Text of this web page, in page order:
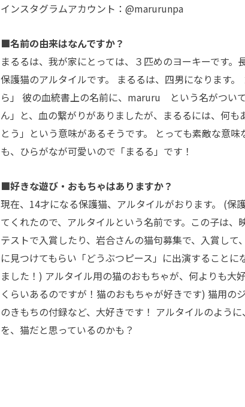
インスタグラムアカウント：@marurunpa
■名前の由来はなんですか？
まるるは、我が家にとっては、３匹めのヨーキーです。
保護猫のアルタイルです。 まるるは、四男になります
ら」 彼の血統書上の名前に、maruru という名がつい
ん」と、血の繋がりがありましたが、まるるには、何
とう」という意味があるそうです。 とっても素敵な意
も、ひらがなが可愛いので「まるる」です！
■好きな遊び・おもちゃはありますか？
現在、14才になる保護猫、アルタイルがおります。 (保
てくれたので、アルタイルという名前です。この子は
テストで入賞したり、岩合さんの猫句募集で、入賞し
に見つけてもらい「どうぶつピース」に出演すること
ました！) アルタイル用の猫のおもちゃが、何よりも大
くらいあるのですが！猫のおもちゃが好きです) 猫用の
のきもちの付録など、大好きです！ アルタイルのよう
を、猫だと思っているのかも？